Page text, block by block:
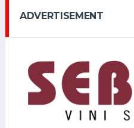
ADVERTISEMENT